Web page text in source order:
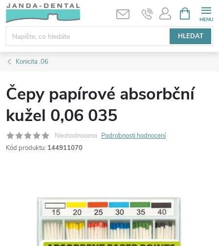
Přejít
obsah
HLEDAT
NÁKUPNÍ
KOŠÍK
Konicita .06
Čepy papírové absorbční
kužel 0,06 035
Neohodnoceno Podrobnosti hodnocení
Kód produktu: 144911070